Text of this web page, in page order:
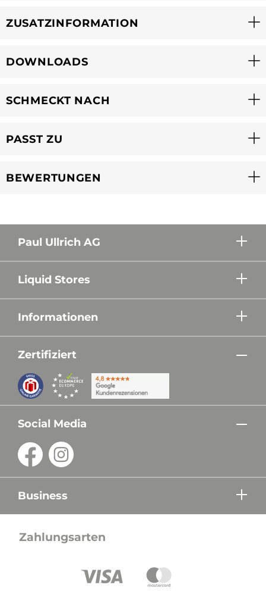
ZUSATZINFORMATION
DOWNLOADS
SCHMECKT NACH
PASST ZU
BEWERTUNGEN
Paul Ullrich AG
Liquid Stores
Informationen
Zertifiziert
Social Media
Business
Zahlungsarten